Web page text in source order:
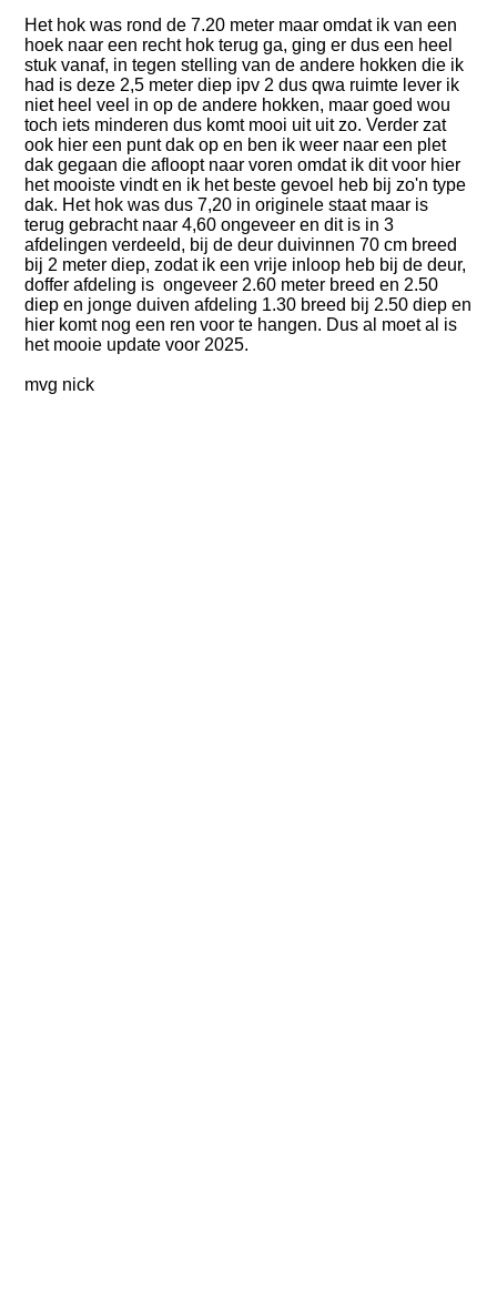
Het hok was rond de 7.20 meter maar omdat ik van een
hoek naar een recht hok terug ga, ging er dus een heel
stuk vanaf, in tegen stelling van de andere hokken die ik
had is deze 2,5 meter diep ipv 2 dus qwa ruimte lever ik
niet heel veel in op de andere hokken, maar goed wou
toch iets minderen dus komt mooi uit uit zo. Verder zat
ook hier een punt dak op en ben ik weer naar een plet
dak gegaan die afloopt naar voren omdat ik dit voor hier
het mooiste vindt en ik het beste gevoel heb bij zo'n type
dak. Het hok was dus 7,20 in originele staat maar is
terug gebracht naar 4,60 ongeveer en dit is in 3
afdelingen verdeeld, bij de deur duivinnen 70 cm breed
bij 2 meter diep, zodat ik een vrije inloop heb bij de deur,
doffer afdeling is ongeveer 2.60 meter breed en 2.50
diep en jonge duiven afdeling 1.30 breed bij 2.50 diep en
hier komt nog een ren voor te hangen. Dus al moet al is
het mooie update voor 2025.
​mvg nick